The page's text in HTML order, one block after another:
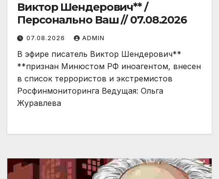
Виктор Шендерович** /
Персонально Ваш // 07.08.2026
07.08.2026 ADMIN
В эфире писатель Виктор Шендерович**
**признан Минюстом РФ иноагентом, внесен
в список террористов и экстремистов
Росфинмониторинга Ведущая: Ольга
Журавлева